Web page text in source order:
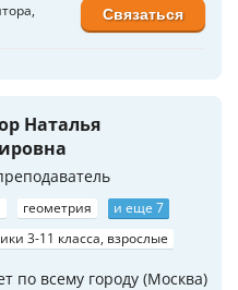
Связаться
Наталья
геометрия
и еще 7
3-11 класса, взрослые
по всему городу (Москва)